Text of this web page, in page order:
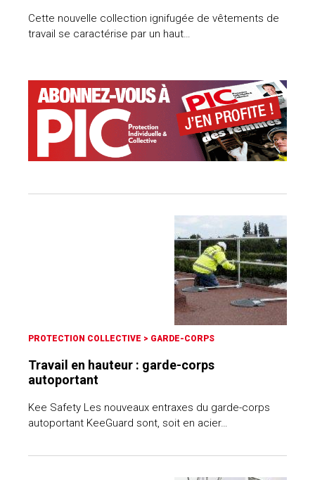
Cette nouvelle collection ignifugée de vêtements de
travail se caractérise par un haut…
PROTECTION COLLECTIVE > GARDE-CORPS
Travail en hauteur : garde-corps
autoportant
Kee Safety Les nouveaux entraxes du garde-corps
autoportant KeeGuard sont, soit en acier…